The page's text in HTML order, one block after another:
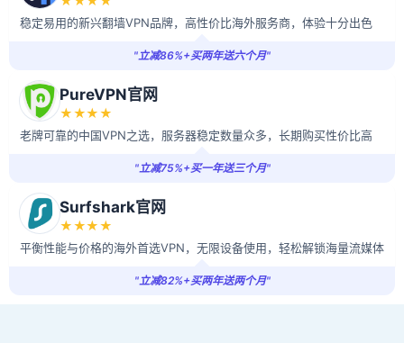
稳定易用的新兴翻墙VPN品牌，高性价比海外服务商，体验十分出色
"立减86%+买两年送六个月"
PureVPN官网
★★★★
老牌可靠的中国VPN之选，服务器稳定数量众多，长期购买性价比高
"立减75%+买一年送三个月"
Surfshark官网
★★★★
平衡性能与价格的海外首选VPN，无限设备使用，轻松解锁海量流媒体
"立减82%+买两年送两个月"